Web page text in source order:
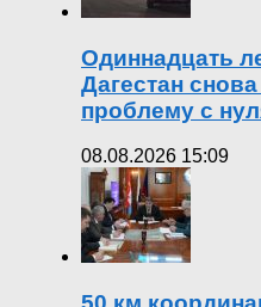
Одиннадцать
Дагестан
проблему с
08.08.2026 15:09